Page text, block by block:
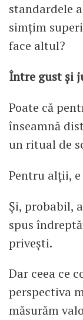
standardele
simțim
face altul?
Între gust și
Poate că
înseamnă
un ritual de
Pentru alții,
Și, probabil,
spus
privești.
Dar ceea ce
perspectiva
măsurăm